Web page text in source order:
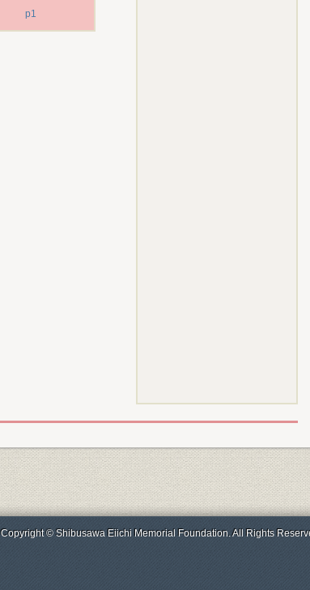
p1
Copyright © Shibusawa Eiichi Memorial Foundation. All Rights